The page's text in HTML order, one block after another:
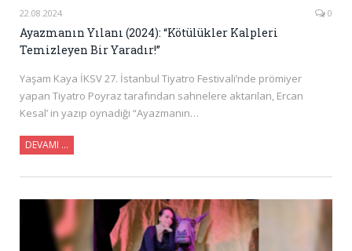
22.08.2024 0
Ayazmanın Yılanı (2024): “Kötülükler Kalpleri
Temizleyen Bir Yaradır!”
Yaşam Kaya İKSV 27. İstanbul Tiyatro Festivali’nde prömiyer
yapan Tiyatro Poyraz tarafından sahnelere aktarılan, Ercan
Kesal’ in yazıp oynadığı “Ayazmanın…
DEVAMI …